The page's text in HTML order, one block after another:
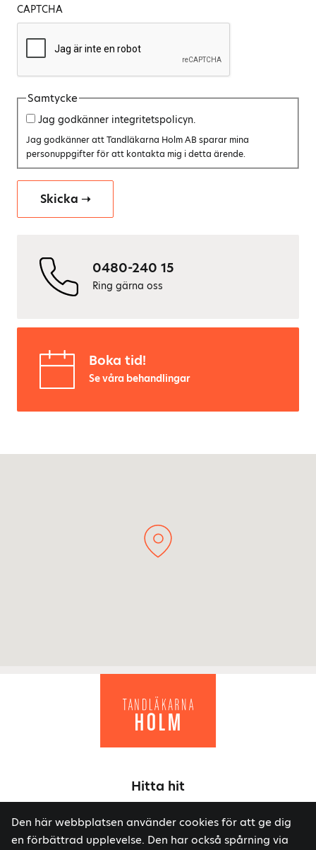
CAPTCHA
Samtycke
Jag godkänner integritetspolicyn.
Jag godkänner att Tandläkarna Holm AB sparar mina
personuppgifter för att kontakta mig i detta ärende.
0480-240 15
Ring gärna oss
Boka tid!
Se våra behandlingar
Hitta hit
Södra Långgatan 8, 392 32 Kalmar
Den här webbplatsen använder cookies för att ge dig
en förbättrad upplevelse. Den har också spårning via